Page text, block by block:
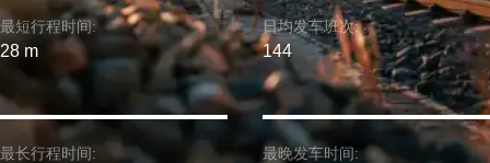
最短行程时间:
28 m
最长行程时间:
日均发车班次:
144
最晚发车时间: